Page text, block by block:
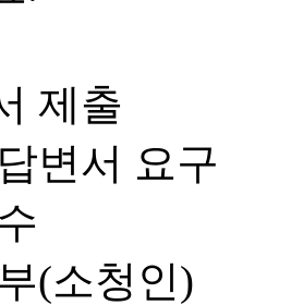
제출
변서 요구
(소청인)